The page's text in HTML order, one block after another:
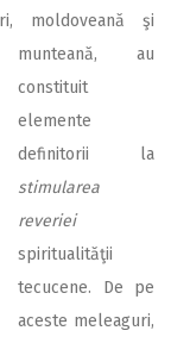
moldoveană şi
munteană, au
constituit
elemente
definitorii la
stimularea
reveriei
spiritualităţii
tecucene. De pe
aceste meleaguri,